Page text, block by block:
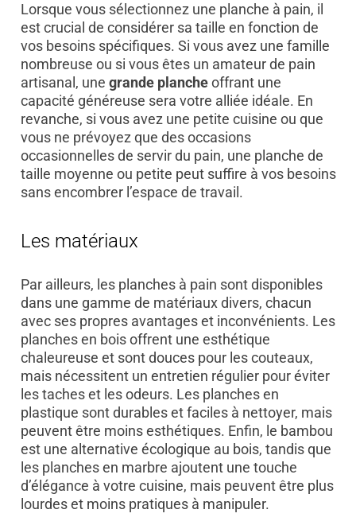
Lorsque vous sélectionnez une planche à pain, il
est crucial de considérer sa taille en fonction de
vos besoins spécifiques. Si vous avez une famille
nombreuse ou si vous êtes un amateur de pain
artisanal, une grande plancheoffrant une
capacité généreuse sera votre alliée idéale. En
revanche, si vous avez une petite cuisine ou que
vous ne prévoyez que des occasions
occasionnelles de servir du pain, une planche de
taille moyenne ou petite peut suffire à vos besoins
sans encombrer l’espace de travail.
Les matériaux
Par ailleurs, les planches à pain sont disponibles
dans une gamme de matériaux divers, chacun
avec ses propres avantages et inconvénients. Les
planches en bois offrent une esthétique
chaleureuse et sont douces pour les couteaux,
mais nécessitent un entretien régulier pour éviter
les taches et les odeurs. Les planches en
plastique sont durables et faciles à nettoyer, mais
peuvent être moins esthétiques. Enfin, le bambou
est une alternative écologique au bois, tandis que
les planches en marbre ajoutent une touche
d’élégance à votre cuisine, mais peuvent être plus
lourdes et moins pratiques à manipuler.